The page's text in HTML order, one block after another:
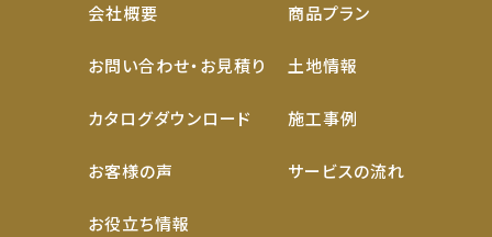
会社概要
お問い合わせ・お見積り
カタログダウンロード
お客様の声
お役立ち情報
商品プラン
土地情報
施工事例
サービスの流れ